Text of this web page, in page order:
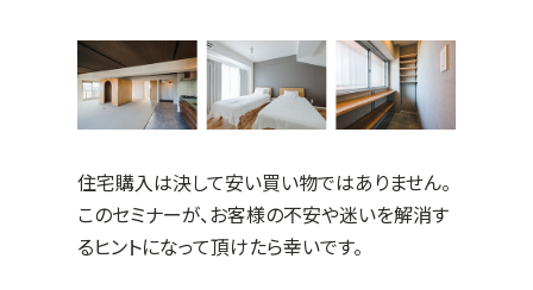
住宅購入は決して安い買い物ではありません。
このセミナーが、お客様の不安や迷いを解消す
るヒントになって頂けたら幸いです。